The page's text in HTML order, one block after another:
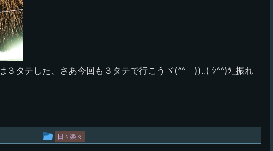
３タテした、さあ今回も３タテで行こうヾ(^^ゞ))..( ｼ^^)ﾂ_振れ
投
日々楽々